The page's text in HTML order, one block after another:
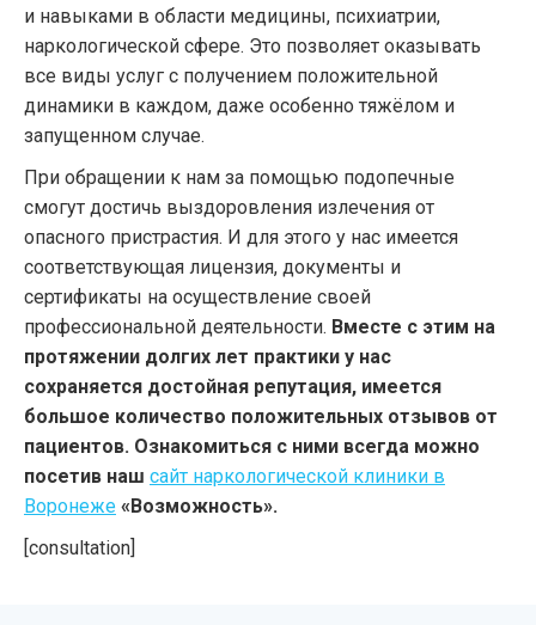
и навыками в области медицины, психиатрии,
наркологической сфере. Это позволяет оказывать
все виды услуг с получением положительной
динамики в каждом, даже особенно тяжёлом и
запущенном случае.
При обращении к нам за помощью подопечные
смогут достичь выздоровления излечения от
опасного пристрастия. И для этого у нас имеется
соответствующая лицензия, документы и
сертификаты на осуществление своей
профессиональной деятельности. Вместе с этим на
протяжении долгих лет практики у нас
сохраняется достойная репутация, имеется
большое количество положительных отзывов от
пациентов. Ознакомиться с ними всегда можно
посетив наш сайт наркологической клиники в
Воронеже «Возможность».
[consultation]